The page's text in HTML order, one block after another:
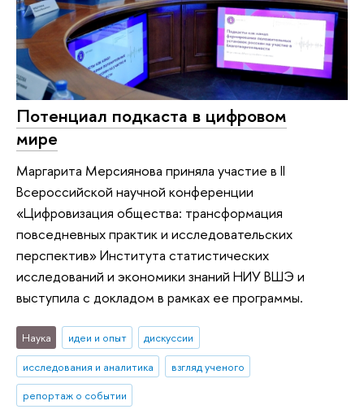
Потенциал подкаста в цифровом
мире
Маргарита Мерсиянова приняла участие в II
Всероссийской научной конференции
«Цифровизация общества: трансформация
повседневных практик и исследовательских
перспектив» Института статистических
исследований и экономики знаний НИУ ВШЭ и
выступила с докладом в рамках ее программы.
Наука идеи и опыт
дискуссии
исследования и аналитика
взгляд ученого
репортаж о событии